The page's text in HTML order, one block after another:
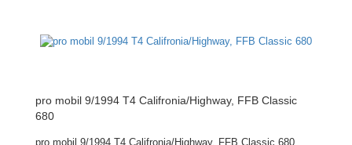
pro mobil 9/1994 T4 Califronia/Highway, FFB Classic
680
pro mobil 9/1994 T4 Califronia/Highway, FFB Classic 680